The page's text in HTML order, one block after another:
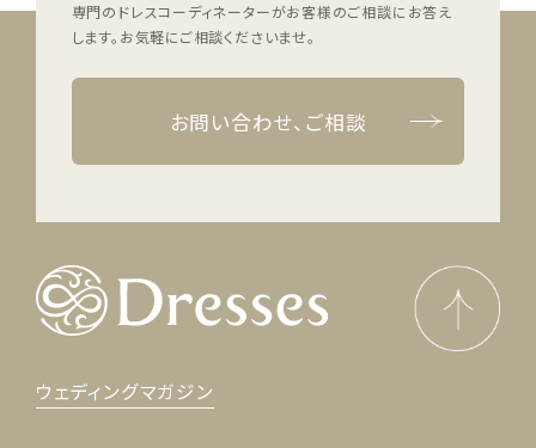
ドレスブランド
専門のドレスコーディネーターがお客様のご相談にお答え
します。 お気軽にご相談くださいませ。
お問い合わせ、ご相談
ウェディングマガジン